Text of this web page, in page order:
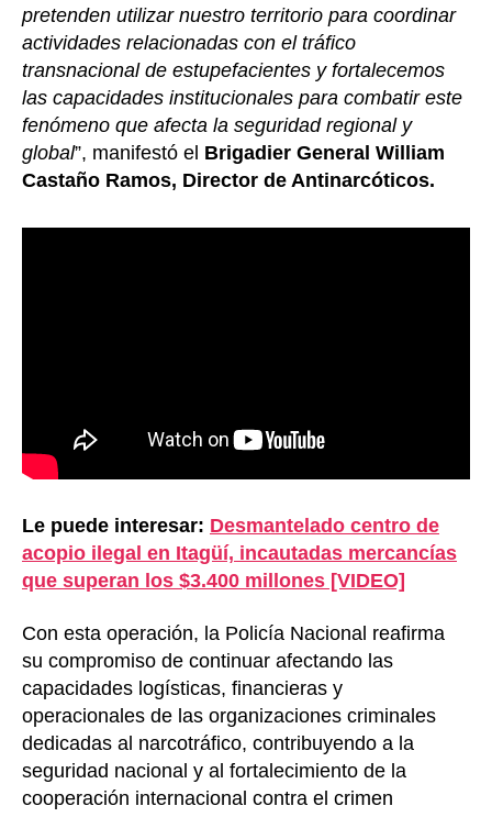
pretenden utilizar nuestro territorio para coordinar
actividades relacionadas con el tráfico
transnacional de estupefacientes y fortalecemos
las capacidades institucionales para combatir este
fenómeno que afecta la seguridad regional y
global”, manifestó el Brigadier General William
Castaño Ramos, Director de Antinarcóticos.
Le puede interesar: Desmantelado centro de
acopio ilegal en Itagüí, incautadas mercancías
que superan los $3.400 millones [VIDEO]
Con esta operación, la Policía Nacional reafirma
su compromiso de continuar afectando las
capacidades logísticas, financieras y
operacionales de las organizaciones criminales
dedicadas al narcotráfico, contribuyendo a la
seguridad nacional y al fortalecimiento de la
cooperación internacional contra el crimen